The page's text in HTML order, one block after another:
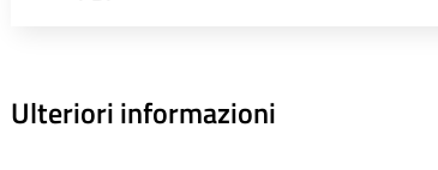
Ulteriori informazioni